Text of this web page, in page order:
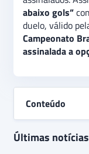
abaixo gols”
duelo, válido
Campeonato
assinalada a
Conteúdo
Últimas